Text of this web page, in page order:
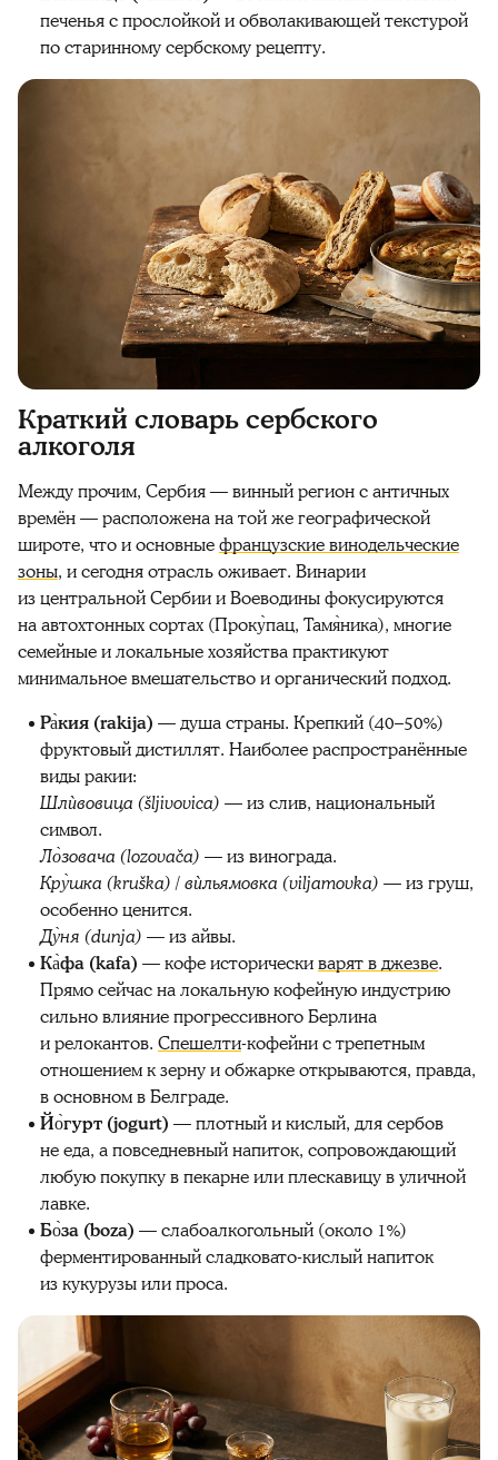
печенья с прослойкой и обволакивающей текстурой
по старинному сербскому рецепту.
Краткий словарь сербского
алкоголя
Между прочим, Сербия — винный регион с античных
времён — расположена на той же географической
широте, что и основныефранцузские винодельческие
зоны, и сегодня отрасль оживает. Винарии
из центральной Сербии и Воеводины фокусируются
на автохтонных сортах (Проку̀пац, Тамя̀ника), многие
семейные и локальные хозяйства практикуют
минимальное вмешательство и органический подход.
Ра̀кия (rakija) — душа страны. Крепкий (40–50%)
фруктовый дистиллят. Наиболее распространённые
виды ракии:
Шлѝвовица (šljivovica) — из слив, национальный
символ.
Ло̀зовача (lozovača) — из винограда.
Кру̀шка (kruška) / вѝльямовка (viljamovka) — из груш,
особенно ценится.
Ду̀ня (dunja) — из айвы.
Ка̀фа (kafa) — кофе историческиварят в джезве.
Прямо сейчас на локальную кофейную индустрию
сильно влияние прогрессивного Берлина
и релокантов. Спешелти-кофейни с трепетным
отношением к зерну и обжарке открываются, правда,
в основном в Белграде.
Йо̀гурт (jogurt) — плотный и кислый, для сербов
не еда, а повседневный напиток, сопровождающий
любую покупку в пекарне или плескавицу в уличной
лавке.
Бо̀за (boza) — слабоалкогольный (около 1%)
ферментированный сладковато-кислый напиток
из кукурузы или проса.